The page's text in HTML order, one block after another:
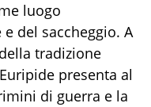
luogo
del saccheggio. A
tradizione
presenta al
di guerra e la